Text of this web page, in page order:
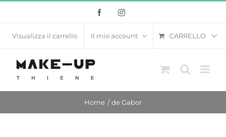
contenuto
FacebookInstagram
Visualizza il carrello Il mio account CARRELLO
Home de Gabor